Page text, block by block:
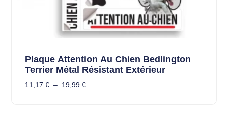
Plaque Attention Au Chien Bedlington
Terrier Métal Résistant Extérieur
11,17 € – 19,99 €